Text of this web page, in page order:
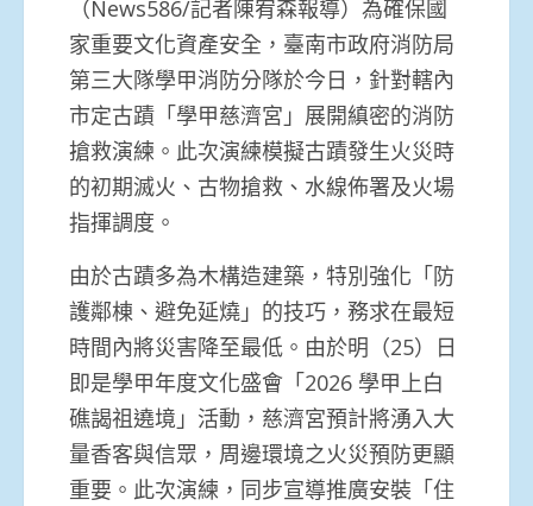
（News586/記者陳宥森報導）為確保國
家重要文化資產安全，臺南市政府消防局
第三大隊學甲消防分隊於今日，針對轄內
市定古蹟「學甲慈濟宮」展開縝密的消防
搶救演練。此次演練模擬古蹟發生火災時
的初期滅火、古物搶救、水線佈署及火場
指揮調度。
由於古蹟多為木構造建築，特別強化「防
護鄰棟、避免延燒」的技巧，務求在最短
時間內將災害降至最低。由於明（25）日
即是學甲年度文化盛會「2026 學甲上白
礁謁祖遶境」活動，慈濟宮預計將湧入大
量香客與信眾，周邊環境之火災預防更顯
重要。此次演練，同步宣導推廣安裝「住